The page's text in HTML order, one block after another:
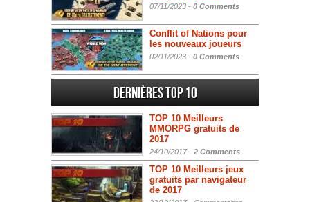
07/11/2023 - 0 Comments
Conflit of Nations pour
les nouveaux joueurs
02/11/2023 - 0 Comments
Dernières Top 10
TOP 10 Meilleurs
MMORPG gratuits de
2017
24/10/2017 - 2 Comments
TOP 10 Meilleurs jeux
gratuits par navigateur
de 2017